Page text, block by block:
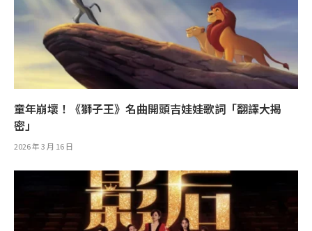
童年崩壞！《獅子王》名曲開頭吉娃娃歌詞「翻譯大揭
密」
2026 年 3 月 16 日